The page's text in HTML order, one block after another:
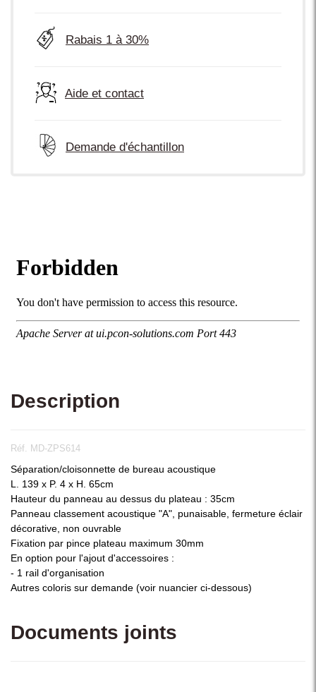
Rabais 1 à 30%
Aide et contact
Demande d'échantillon
Description
Réf. MD-ZPS614
Séparation/cloisonnette de bureau acoustique
L. 139 x P. 4 x H. 65cm
Hauteur du panneau au dessus du plateau : 35cm
Panneau classement acoustique "A", punaisable, fermeture éclair
décorative, non ouvrable
Fixation par pince plateau maximum 30mm
En option pour l'ajout d'accessoires :
- 1 rail d'organisation
Autres coloris sur demande (voir nuancier ci-dessous)
Documents joints